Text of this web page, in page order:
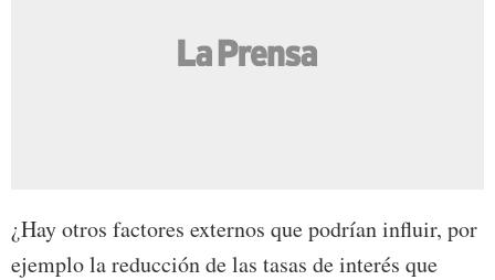
¿Hay otros factores externos que podrían influir, por
ejemplo la reducción de las tasas de interés que